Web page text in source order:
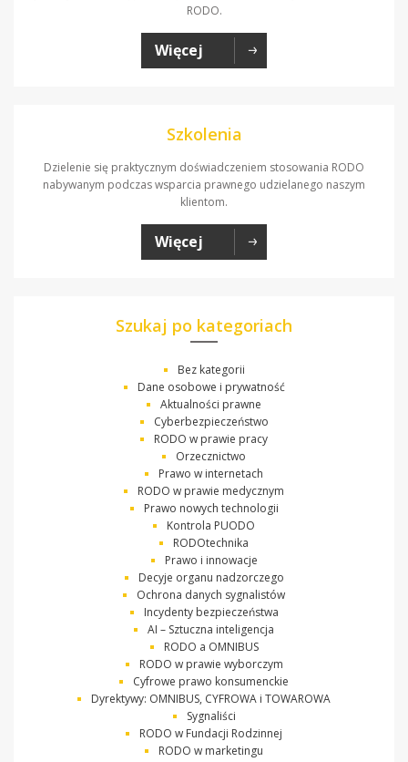
RODO.
Więcej
Szkolenia
Dzielenie się praktycznym doświadczeniem stosowania RODO
nabywanym podczas wsparcia prawnego udzielanego naszym
klientom.
Więcej
Szukaj po kategoriach
Bez kategorii
Dane osobowe i prywatność
Aktualności prawne
Cyberbezpieczeństwo
RODO w prawie pracy
Orzecznictwo
Prawo w internetach
RODO w prawie medycznym
Prawo nowych technologii
Kontrola PUODO
RODOtechnika
Prawo i innowacje
Decyje organu nadzorczego
Ochrona danych sygnalistów
Incydenty bezpieczeństwa
AI – Sztuczna inteligencja
RODO a OMNIBUS
RODO w prawie wyborczym
Cyfrowe prawo konsumenckie
Dyrektywy: OMNIBUS, CYFROWA i TOWAROWA
Sygnaliści
RODO w Fundacji Rodzinnej
RODO w marketingu